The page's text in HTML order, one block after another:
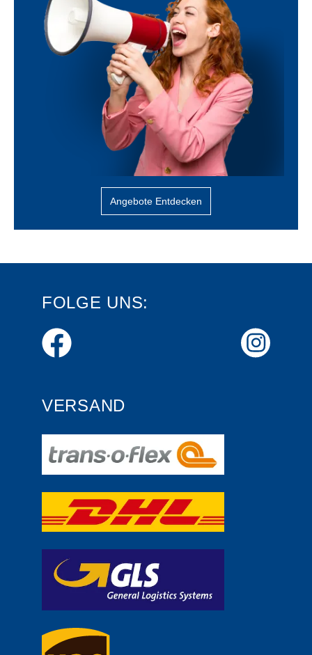
Angebote Entdecken
FOLGE UNS:
VERSAND